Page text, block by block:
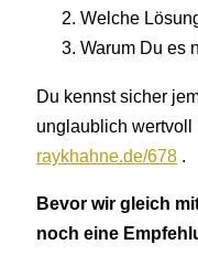
Welche
Warum Du es
Du kennst sicher
unglaublich wertvoll
raykhahne.de/678 .
Bevor wir gleich
noch eine